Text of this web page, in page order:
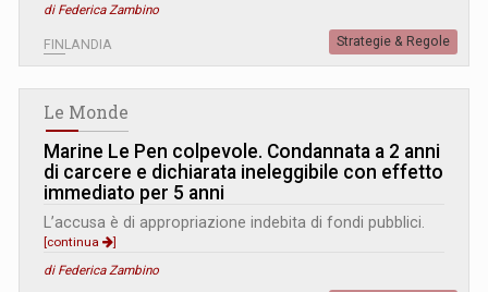
di Federica Zambino
FINLANDIA Strategie & Regole
Le Monde
Marine Le Pen colpevole. Condannata a 2 anni
di carcere e dichiarata ineleggibile con effetto
immediato per 5 anni
L’accusa è di appropriazione indebita di fondi pubblici.
[continua
]
di Federica Zambino